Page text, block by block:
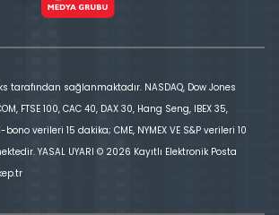
tarafından sağlanmaktadır. NASDAQ, Dow Jones
FTSE 100, CAC 40, DAX 30, Hang Seng, IBEX 35,
bono verileri 15 dakika; CME, NYMEX VE S&P verileri 10
YASAL UYARI © 2026 Kayıtlı Elektronik Posta